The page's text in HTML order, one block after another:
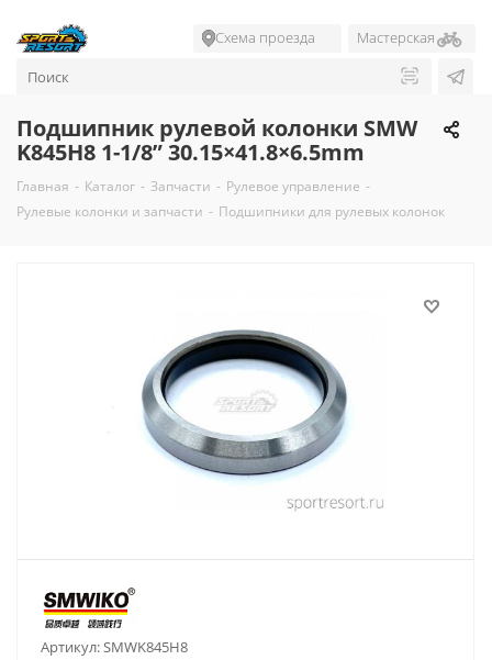
Схема проезда Мастерская
Подшипник рулевой колонки SMW
K845H8 1-1/8” 30.15×41.8×6.5mm
Главная - Каталог - Запчасти - Рулевое управление -
Рулевые колонки и запчасти - Подшипники для рулевых колонок
Артикул:SMWK845H8